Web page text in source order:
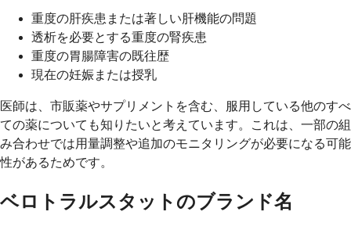
重度の肝疾患または著しい肝機能の問題
透析を必要とする重度の腎疾患
重度の胃腸障害の既往歴
現在の妊娠または授乳
医師は、市販薬やサプリメントを含む、服用している他のすべ
ての薬についても知りたいと考えています。これは、一部の組
み合わせでは用量調整や追加のモニタリングが必要になる可能
性があるためです。
ベロトラルスタットのブランド名